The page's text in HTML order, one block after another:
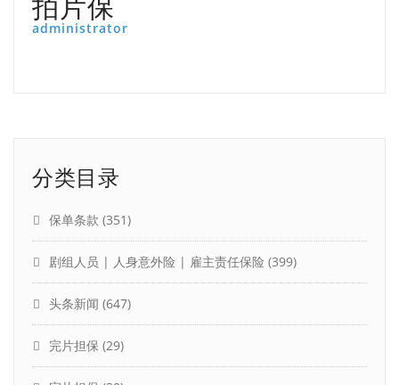
administrator
分类目录
保单条款 (351)
剧组人员 | 人身意外险 | 雇主责任保险 (399)
头条新闻 (647)
完片担保 (29)